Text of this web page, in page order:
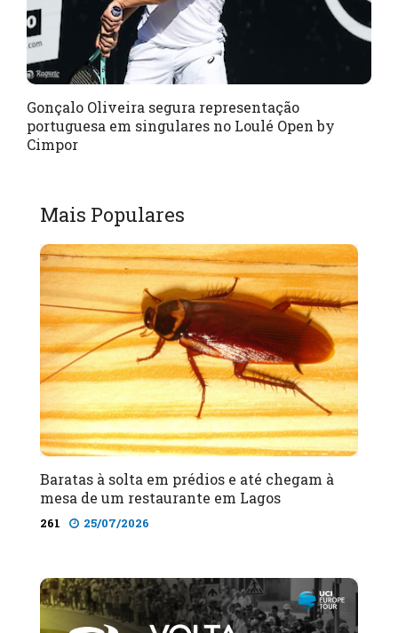
Gonçalo Oliveira segura representação
portuguesa em singulares no Loulé Open by
Cimpor
Mais Populares
Baratas à solta em prédios e até chegam à
mesa de um restaurante em Lagos
261 25/07/2026